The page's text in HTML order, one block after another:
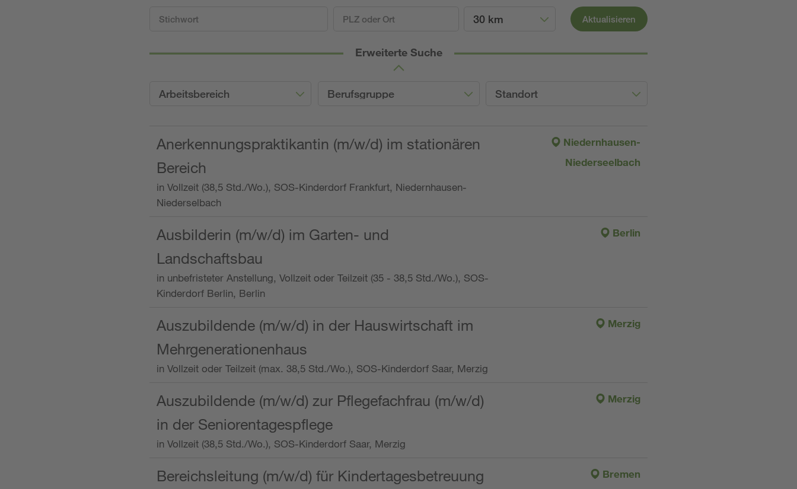
30 km Aktualisieren
Erweiterte Suche
Arbeitsbereich Berufsgruppe Standort
Anerkennungspraktikantin (m/w/d) im stationären
Bereich
in Vollzeit (38,5 Std./Wo.), SOS-Kinderdorf Frankfurt, Niedernhausen-
Niederselbach
Niedernhausen-
Niederseelbach
Ausbilderin (m/w/d) im Garten- und
Landschaftsbau
in unbefristeter Anstellung, Vollzeit oder Teilzeit (35 - 38,5 Std./Wo.), SOS-
Kinderdorf Berlin, Berlin
Berlin
Auszubildende (m/w/d) in der Hauswirtschaft im
Mehrgenerationenhaus
in Vollzeit oder Teilzeit (max. 38,5 Std./Wo.), SOS-Kinderdorf Saar, Merzig
Merzig
Auszubildende (m/w/d) zur Pflegefachfrau (m/w/d)
in der Seniorentagespflege
in Vollzeit (38,5 Std./Wo.), SOS-Kinderdorf Saar, Merzig
Merzig
Bereichsleitung (m/w/d) für Kindertagesbetreuung
Bremen